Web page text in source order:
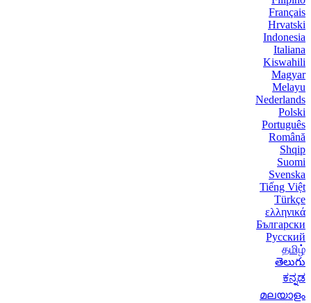
Français
Hrvatski
Indonesia
Italiana
Kiswahili
Magyar
Melayu
Nederlands
Polski
Português
Română
Shqip
Suomi
Svenska
Tiếng Việt
Türkçe
ελληνικά
Български
Русский
தமிழ்
తెలుగు
ಕನ್ನಡ
മലയാളം